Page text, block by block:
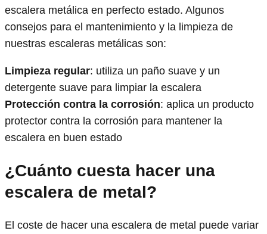
escalera metálica en perfecto estado. Algunos
consejos para el mantenimiento y la limpieza de
nuestras escaleras metálicas son:
Limpieza regular: utiliza un paño suave y un
detergente suave para limpiar la escalera
Protección contra la corrosión: aplica un producto
protector contra la corrosión para mantener la
escalera en buen estado
¿Cuánto cuesta hacer una
escalera de metal?
El coste de hacer una escalera de metal puede variar